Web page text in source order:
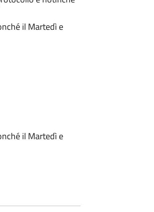
il Martedì e
il Martedì e